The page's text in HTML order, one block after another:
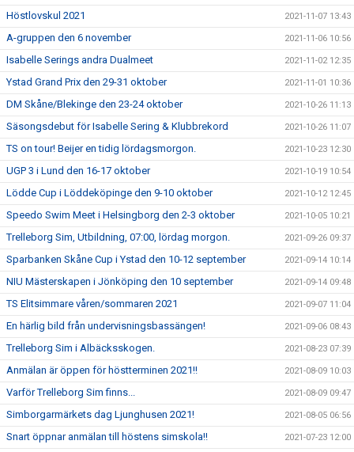
Höstlovskul 2021 2021-11-07 13:43
A-gruppen den 6 november 2021-11-06 10:56
Isabelle Serings andra Dualmeet 2021-11-02 12:35
Ystad Grand Prix den 29-31 oktober 2021-11-01 10:36
DM Skåne/Blekinge den 23-24 oktober 2021-10-26 11:13
Säsongsdebut för Isabelle Sering & Klubbrekord 2021-10-26 11:07
TS on tour! Beijer en tidig lördagsmorgon. 2021-10-23 12:30
UGP 3 i Lund den 16-17 oktober 2021-10-19 10:54
Lödde Cup i Löddeköpinge den 9-10 oktober 2021-10-12 12:45
Speedo Swim Meet i Helsingborg den 2-3 oktober 2021-10-05 10:21
Trelleborg Sim, Utbildning, 07:00, lördag morgon. 2021-09-26 09:37
Sparbanken Skåne Cup i Ystad den 10-12 september 2021-09-14 10:14
NIU Mästerskapen i Jönköping den 10 september 2021-09-14 09:48
TS Elitsimmare våren/sommaren 2021 2021-09-07 11:04
En härlig bild från undervisningsbassängen! 2021-09-06 08:43
Trelleborg Sim i Albäcksskogen. 2021-08-23 07:39
Anmälan är öppen för höstterminen 2021!! 2021-08-09 10:03
Varför Trelleborg Sim finns... 2021-08-09 09:47
Simborgarmärkets dag Ljunghusen 2021! 2021-08-05 06:56
Snart öppnar anmälan till höstens simskola!! 2021-07-23 12:00